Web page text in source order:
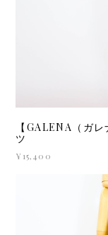
【GALENA（ガ
ツ
¥15,400